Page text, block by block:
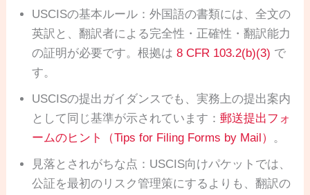
USCISの基本ルール：外国語の書類には、全文の
英訳と、翻訳者による完全性・正確性・翻訳能力
の証明が必要です。根拠は8 CFR 103.2(b)(3) で
す。
USCISの提出ガイダンスでも、実務上の提出案内
として同じ基準が示されています：郵送提出フォ
ームのヒント（Tips for Filing Forms by Mail） 。
見落とされがちな点：USCIS向けパケットでは、
公証を最初のリスク管理策にするよりも、翻訳の